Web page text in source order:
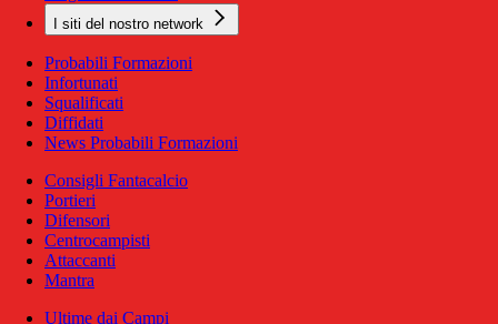
I siti del nostro network
Probabili Formazioni
Infortunati
Squalificati
Diffidati
News Probabili Formazioni
Consigli Fantacalcio
Portieri
Difensori
Centrocampisti
Attaccanti
Mantra
Ultime dai Campi